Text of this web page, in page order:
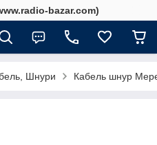
bazar.com)
Шнури Кабель шнур